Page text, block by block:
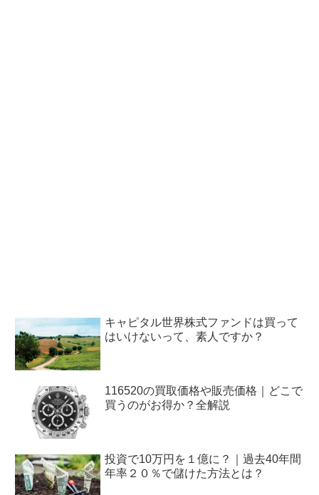
キャピタル世界株式ファンドは買って
はいけないって、素人ですか？
116520の買取価格や販売価格｜どこで
買うのがお得か？全解説
投資で10万円を１億に？｜過去40年間
年率２０％で儲けた方法とは？